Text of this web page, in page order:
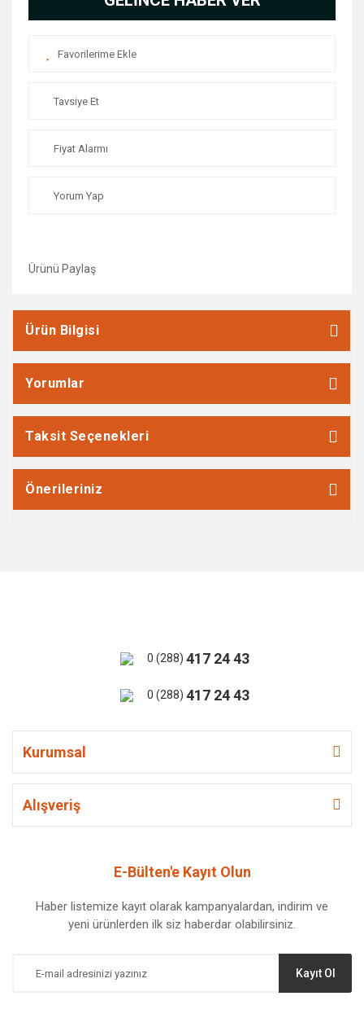
Tavsiye Et
Fiyat Alarmı
Yorum Yap
Ürünü Paylaş
Ürün Bilgisi
Yorumlar
Taksit Seçenekleri
Önerileriniz
0 (288) 417 24 43
0 (288) 417 24 43
Kurumsal
Alışveriş
E-Bülten'e Kayıt Olun
Haber listemize kayıt olarak kampanyalardan, indirim ve
yeni ürünlerden ilk siz haberdar olabilirsiniz.
Kayıt Ol